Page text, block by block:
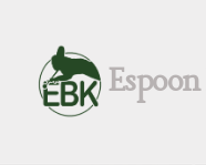
sivun
sisältöön